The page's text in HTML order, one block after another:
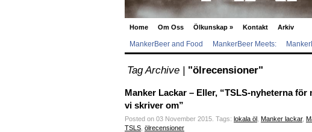
Home Om Oss Ölkunskap » Kontakt Arkiv
MankerBeer and Food MankerBeer Meets:
Tag Archive | "ölrecensioner"
Manker Lackar – Eller, “TSLS-nyheterna
vi skriver om”
Posted on 03 November 2015. Tags: lokala öl Manker lackar,
TSLS ölrecensioner